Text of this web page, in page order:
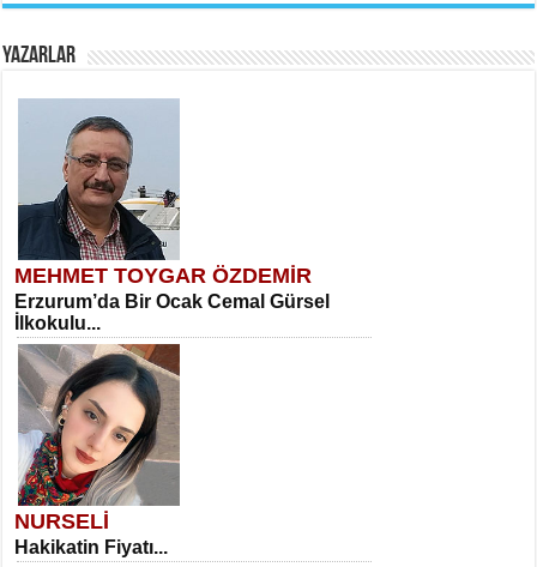
YAZARLAR
MEHMET TOYGAR ÖZDEMİR
Erzurum’da Bir Ocak Cemal Gürsel
İlkokulu...
NURSELİ
Hakikatin Fiyatı...